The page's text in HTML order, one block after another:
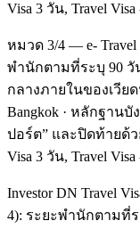
Visa 3 วัน, Travel Visa
หมวด 3/4 — e- Travel
พำนักตามที่ระบุ 90 วั
กลางภายในของเวียด
Bangkok · หลักฐาน
ปอร์ต” และปิดท้ายด้ว
Visa 3 วัน, Travel Visa
Investor DN Travel
4): ระยะพำนักตามที่ร